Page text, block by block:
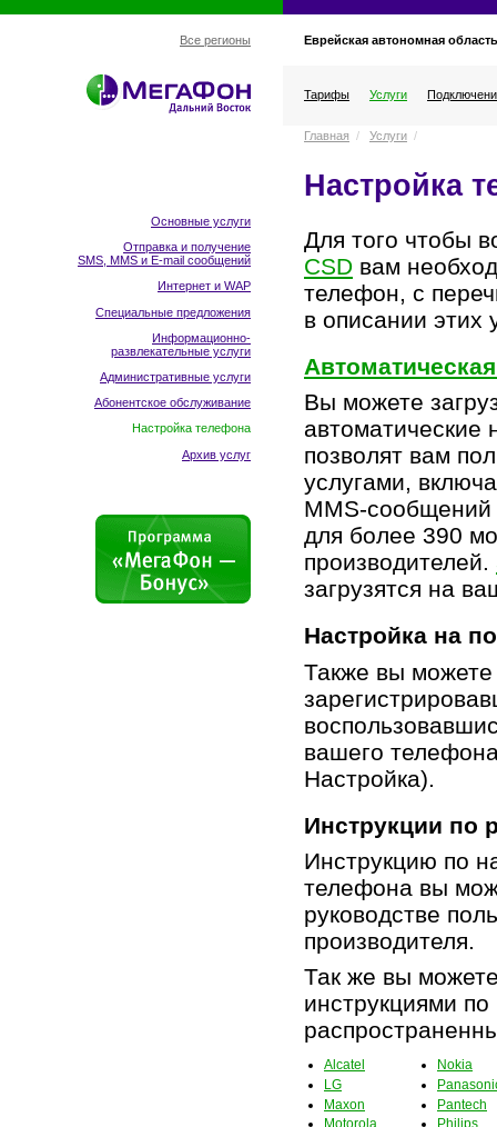
Все регионы Еврейская автономная область
Тарифы Услуги
Основные услуги
Отправка и получение
SMS, MMS и E-mail сообщений
Интернет и WAP
Специальные предложения
Информационно-
развлекательные услуги
Административные услуги
Абонентское обслуживание
Настройка телефона
Архив услуг
Главная / Услуги /
Настройка
Для того чтобы
CSD вам
телефон, с
в описании этих
Вы можете
автоматические
позволят вам
услугами,
ММS-сообщений
для более 390
производителей.
загрузятся на
Настройка на
Также вы
вашего
Настройка).
Инструкции по
Инструкцию по
телефона вы
руководстве
производителя.
Так же вы
инструкциями
Alcatel
LG
Maxon
Motorola
Nokia
Pantech
Philips